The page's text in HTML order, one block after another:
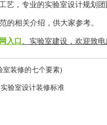
，专业的实验室设计规划团
介绍，供大家参考。
入口 、实验室建设，欢迎致
室装修的七个要素)
实验室设计装修标准